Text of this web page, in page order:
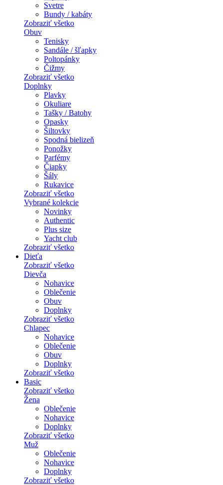
Svetre
Bundy / kabáty
Zobraziť všetko
Obuv
Tenisky
Sandále / šľapky
Poltopánky
Čižmy
Zobraziť všetko
Doplnky
Plavky
Okuliare
Tašky / Batohy
Opasky
Šiltovky
Spodná bielizeň
Ponožky
Parfémy
Čiapky
Šály
Rukavice
Zobraziť všetko
Vybrané kolekcie
Novinky
Authentic
Plus size
Yacht club
Zobraziť všetko
Dieťa
Zobraziť všetko
Dievča
Nohavice
Oblečenie
Obuv
Doplnky
Zobraziť všetko
Chlapec
Nohavice
Oblečenie
Obuv
Doplnky
Zobraziť všetko
Basic
Zobraziť všetko
Žena
Oblečenie
Nohavice
Doplnky
Zobraziť všetko
Muž
Oblečenie
Nohavice
Doplnky
Zobraziť všetko